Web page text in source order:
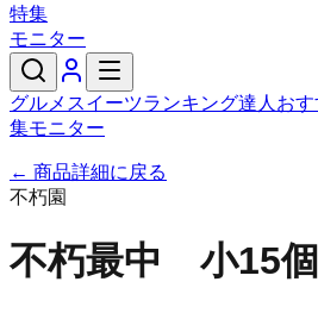
特集
モニター
グルメ スイーツランキング達人おす
集モニター
← 商品詳細に戻る
不朽園
不朽最中 小15